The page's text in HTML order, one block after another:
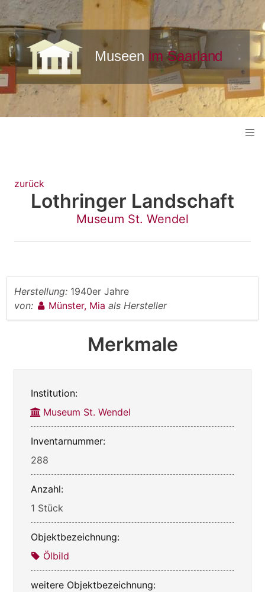
zurück
Lothringer Landschaft
Museum St. Wendel
Herstellung: 1940er Jahre
von:
Münster, Mia als Hersteller
Merkmale
Institution:
Museum St. Wendel
Inventarnummer:
288
Anzahl:
1 Stück
Objektbezeichnung:
Ölbild
weitere Objektbezeichnung: